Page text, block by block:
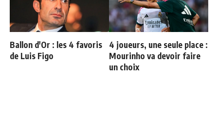
Ballon d'Or : les 4 favoris
de Luis Figo
4 joueurs, une seule place :
Mourinho va devoir faire
un choix